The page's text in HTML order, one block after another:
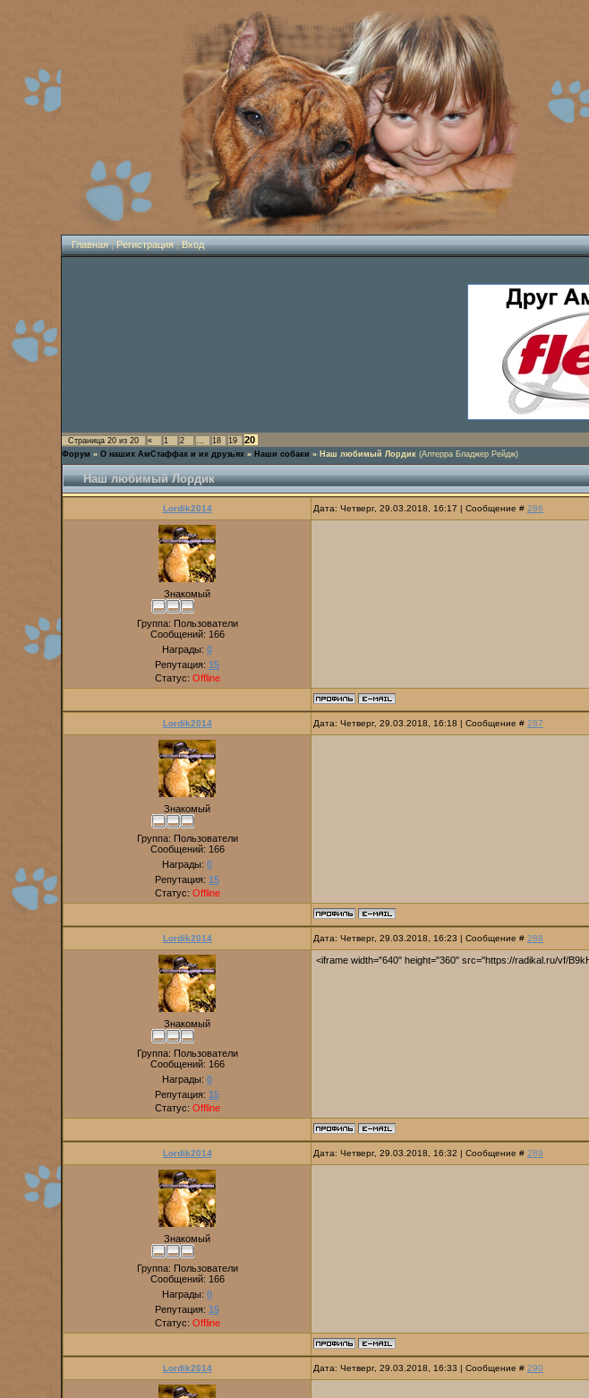
Главная|Регистрация|Вход
Страница 20 из 20 « 1 2 … 18 19 20
Форум » О наших АмСтаффах и их друзьях » Наши собаки » Наш любимый Лордик (Алтерра Бладжер Рейдж)
Наш любимый Лордик
Lordik2014 Дата: Четверг, 29.03.2018, 16:17 | Сообщение # 286
Знакомый
Группа: Пользователи
Сообщений: 166
Награды: 0
Репутация: 15
Статус: Offline
Lordik2014 Дата: Четверг, 29.03.2018, 16:18 | Сообщение # 287
Знакомый
Группа: Пользователи
Сообщений: 166
Награды: 0
Репутация: 15
Статус: Offline
Lordik2014 Дата: Четверг, 29.03.2018, 16:23 | Сообщение # 288
Знакомый
Группа: Пользователи
Сообщений: 166
Награды: 0
Репутация: 15
Статус: Offline
<iframe width="640" height="360" src="https://radikal.ru/vf/
Lordik2014 Дата: Четверг, 29.03.2018, 16:32 | Сообщение # 289
Знакомый
Группа: Пользователи
Сообщений: 166
Награды: 0
Репутация: 15
Статус: Offline
Lordik2014 Дата: Четверг, 29.03.2018, 16:33 | Сообщение # 290